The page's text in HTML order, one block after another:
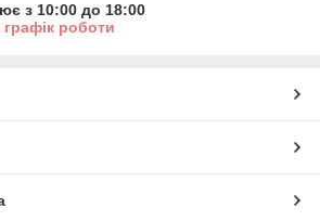
з 10:00 до 18:00
роботи